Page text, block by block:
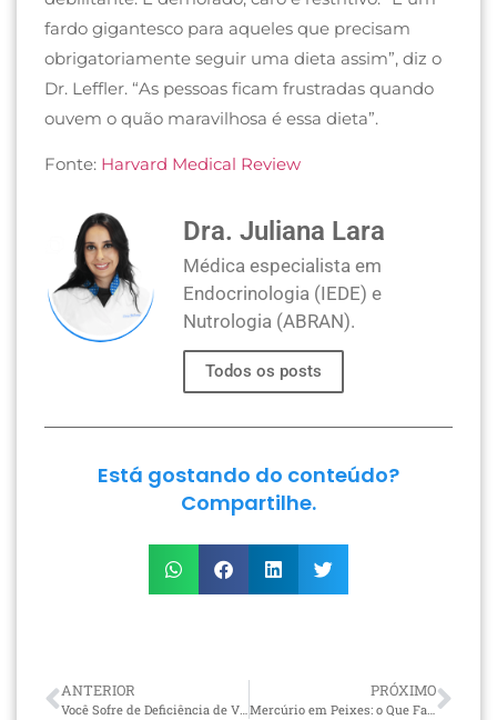
fardo gigantesco para aqueles que precisam
obrigatoriamente seguir uma dieta assim”, diz o
Dr. Leffler. “As pessoas ficam frustradas quando
ouvem o quão maravilhosa é essa dieta”.
Fonte: Harvard Medical Review
Dra. Juliana Lara
Médica especialista em
Endocrinologia (IEDE) e
Nutrologia (ABRAN).
Todos os posts
Está gostando do conteúdo?
Compartilhe.
ANTERIOR
Você Sofre de Deficiência de Vitamina B12?
PRÓXIMO
Mercúrio em Peixes: o Que Fazer a Respeito?